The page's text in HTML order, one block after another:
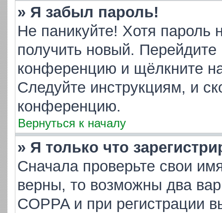
» Я забыл пароль!
Не паникуйте! Хотя пароль
получить новый.
конференцию и щёлкните
Следуйте инструкциям, и
конференцию.
Вернуться к началу
» Я только что
Сначала проверьте свои
верны, то возможны два
COPPA и при регистрации